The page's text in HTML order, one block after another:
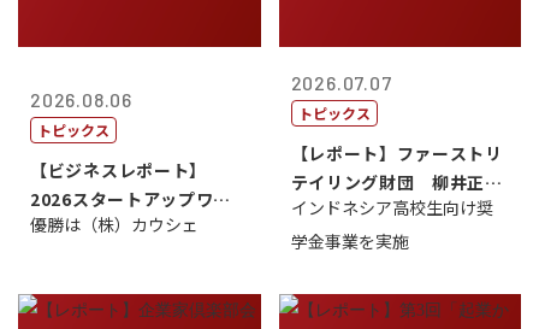
2026.08.06
トピックス
【ビジネスレポート】
2026スタートアップワー
ルドカップ東京
優勝は（株）カウシェ
2026.07.07
トピックス
【レポート】ファーストリ
テイリング財団 柳井正
理事長
インドネシア高校生向け奨
学金事業を実施